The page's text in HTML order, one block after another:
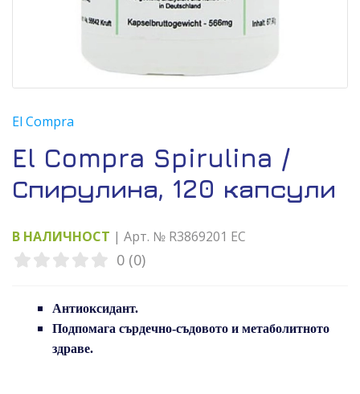
El Compra
El Compra Spirulina /
Спирулина, 120 капсули
В НАЛИЧНОСТ | Арт. № R3869201 EC
0 (0)
Антиоксидант.
Подпомага сърдечно-съдовото и метаболитното
здраве.